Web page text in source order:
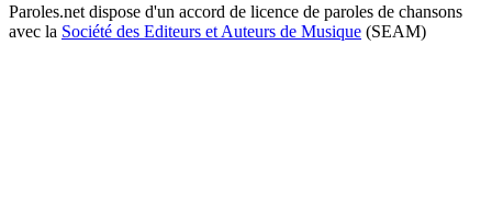
Paroles.net dispose d'un accord de licence de paroles de chansons
avec la Société des Editeurs et Auteurs de Musique (SEAM)